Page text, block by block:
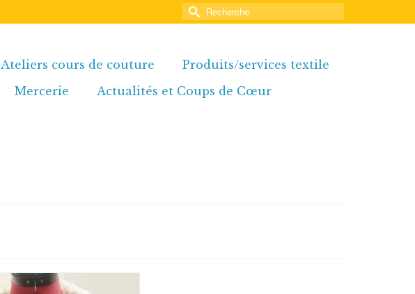
Rechercher :
Ateliers cours de couture
Produits/services textile
Mercerie
Actualités et Coups de Cœur